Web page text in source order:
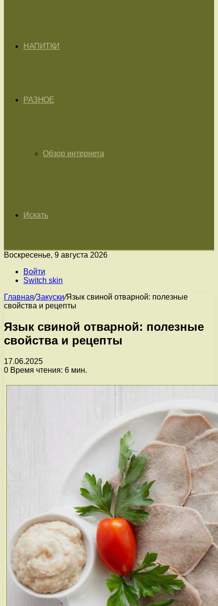
НАПИТКИ
РАЗНОЕ
Обзор интернета
Искать
Воскресенье, 9 августа 2026
Войти
Switch skin
Главная/Закуски/Язык свиной отварной: полезные
свойства и рецепты
Язык свиной отварной: полезные
свойства и рецепты
17.06.2025
0 Время чтения: 6 мин.